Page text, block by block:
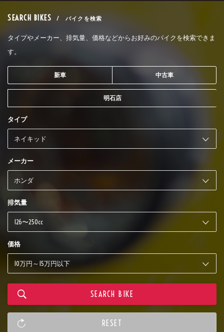
SEARCH BIKES / バイクを検索
タイプやメーカー、排気量、価格などからお好みのバイクを検索できま
す。
新車 中古車
明石店
タイプ
メーカー
排気量
価格